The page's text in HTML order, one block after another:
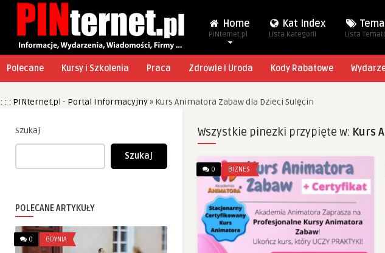
Home
PINternet.pl
Kat Index
Lista Kategorii Lista
Polecane Kursy i Szkolenia Praca Zdrowie i Uroda Kody Rabatowe
: : : PINternet.pl - Portal Informacyjny» Kurs Animatora Zabaw dla Dzieci Sulęcin
Szukaj
Szukaj
POLECANE ARTYKUŁY
0 GDYNIA
Wszystkie pinezki przypięte w: Kurs
0 BIZNES